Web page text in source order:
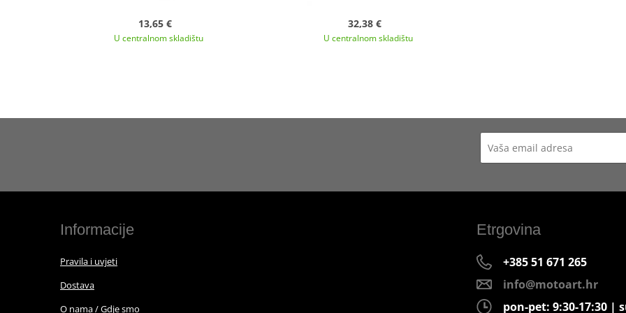
13,65 €
U centralnom skladištu
32,38 €
U centralnom skladištu
Informacije
Pravila i uvjeti
Dostava
O nama / Gdje smo
Etrgovina
+385 51 671 265
info@motoart.hr
pon-pet: 9:30-17:30 |